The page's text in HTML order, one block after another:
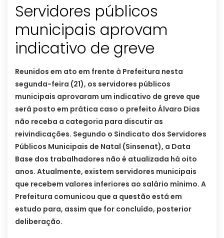
Servidores públicos
municipais aprovam
indicativo de greve
Reunidos em ato em frente à Prefeitura nesta
segunda-feira (21), os servidores públicos
municipais aprovaram um indicativo de greve que
será posto em prática caso o prefeito Álvaro Dias
não receba a categoria para discutir as
reivindicações. Segundo o Sindicato dos Servidores
Públicos Municipais de Natal (Sinsenat), a Data
Base dos trabalhadores não é atualizada há oito
anos. Atualmente, existem servidores municipais
que recebem valores inferiores ao salário mínimo. A
Prefeitura comunicou que a questão está em
estudo para, assim que for concluído, posterior
deliberação.